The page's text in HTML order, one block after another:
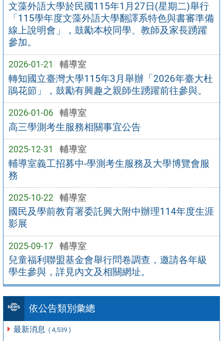
文藻外語大學於民國115年1月27日(星期二)舉行
「115學年度文藻外語大學翻譯系特色與書審準備
線上說明會」，鼓勵本校同學、教師及家長踴躍
參加。
2026-01-21 輔導室
轉知國立臺灣大學115年3月舉辦「2026年臺大杜
鵑花節」，鼓勵有興趣之親師生踴躍前往參與。
2026-01-06 輔導室
高三學測考生服務相關事宜公告
2025-12-31 輔導室
輔導室義工招募中-學測考生服務及大學博覽會服
務
2025-10-22 輔導室
國民及學前教育署委託興大附中辦理114年度生涯
影展
2025-09-17 輔導室
兒童福利聯盟基金會舉行問卷調查，邀請各年級
學生參與，詳見內文及相關網址。
依公告類別彙總
最新消息 ( 4,539 )